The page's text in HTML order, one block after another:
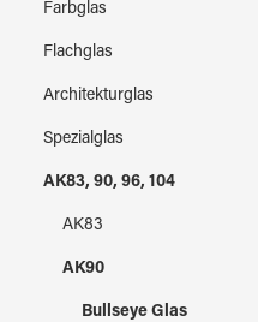
Farbglas
Flachglas
Architekturglas
Spezialglas
AK83, 90, 96, 104
AK83
AK90
Bullseye Glas